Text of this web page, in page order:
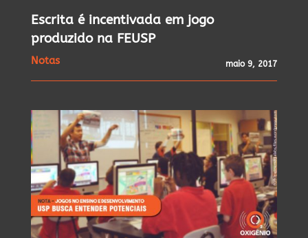
Escrita é incentivada em jogo
produzido na FEUSP
Notas maio 9, 2017